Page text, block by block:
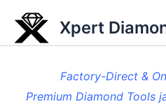
content
Xpert
Factory-Direct &
Premium Diamond Tools